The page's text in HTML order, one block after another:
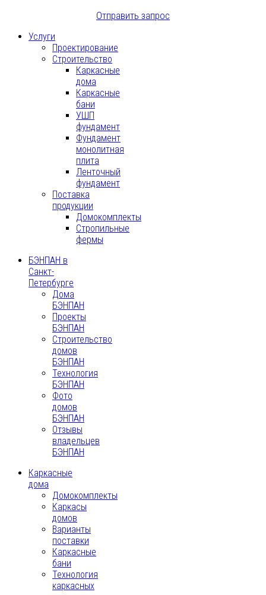
Отправить запрос
Услуги
Проектирование
Строительство
Каркасные
дома
Каркасные
бани
УШП
фундамент
Фундамент
монолитная
плита
Ленточный
фундамент
Поставка
продукции
Домокомплекты
Стропильные
фермы
БЭНПАН в
Санкт-
Петербурге
Дома
БЭНПАН
Проекты
БЭНПАН
Строительство
домов
БЭНПАН
Технология
БЭНПАН
Фото
домов
БЭНПАН
Отзывы
владельцев
БЭНПАН
Каркасные
дома
Домокомплекты
Каркасы
домов
Варианты
поставки
Каркасные
бани
Технология
каркасных